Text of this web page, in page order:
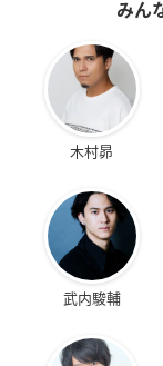
みん
木村昴
武内駿輔